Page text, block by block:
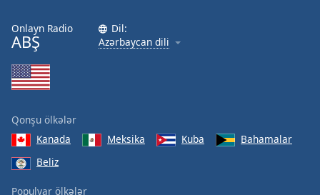
Onlayn Radio
ABŞ
Dil:
Azərbaycan dili
Qonşu ölkələr
Kanada
Meksika Kuba
Bahamalar
Beliz
Populyar ölkələr